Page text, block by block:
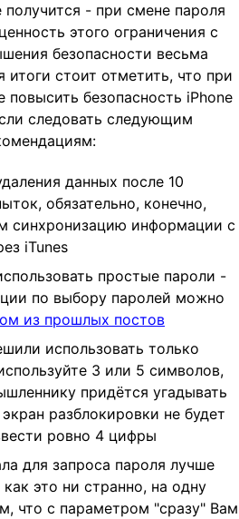
получится - при смене пароля
этого ограничения с
безопасности весьма
стоит отметить, что при
повысить безопасность iPhone
следовать следующим
данных после 10
обязательно, конечно,
синхронизацию информации с
iTunes
простые пароли -
по выбору паролей можно
из прошлых постов
использовать только
3 или 5 символов,
придётся угадывать
разблокировки не будет
ровно 4 цифры
для запроса пароля лучше
как это ни странно, на одну
что с параметром "сразу" Вам